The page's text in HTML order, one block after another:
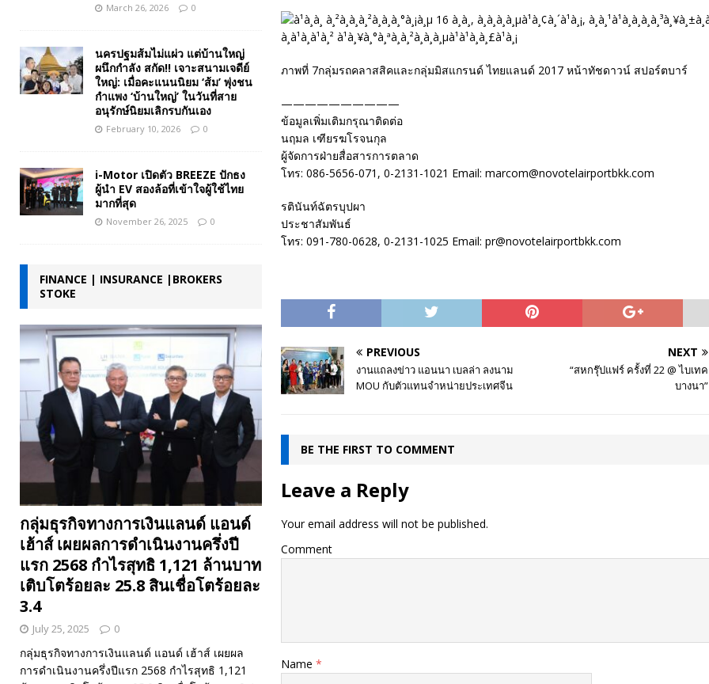
ภาพที่ 7กลุ่มรถคลาสสิคและกลุ่มมิสแกรนด์ ไทยแลนด์ 2017 หน้าทัชดาวน์ สปอร์ตบาร์
——————————
ข้อมูลเพิ่มเติมกรุณาติดต่อ
นฤมล เฑียรฆโรจนกุล
ผู้จัดการฝ่ายสื่อสารการตลาด
โทร: 086-5656-071, 0-2131-1021 Email: marcom@novotelairportbkk.com
รตินันท์ฉัตรบุปผา
ประชาสัมพันธ์
โทร: 091-780-0628, 0-2131-1025 Email: pr@novotelairportbkk.com
PREVIOUS
งานแถลงข่าว แอนนา เบลล่า ลงนาม
MOU กับตัวแทนจำหน่ายประเทศจีน
NEXT
“สหกรุ๊ปแฟร์ ครั้งที่ 22 @ ไบเทค
บางนา”
BE THE FIRST TO COMMENT
Leave a Reply
Your email address will not be published.
Comment
Name *
March 26, 2026 0
นครปฐมส้มไม่แผ่ว แต่บ้านใหญ่
ผนึกกำลัง สกัด!! เจาะสนามเจดีย์
ใหญ่: เมื่อคะแนนนิยม ‘ส้ม’ พุ่งชน
กำแพง ‘บ้านใหญ่’ ในวันที่สาย
อนุรักษ์นิยมเลิกรบกันเอง
February 10, 2026 0
i-Motor เปิดตัว BREEZE ปักธง
ผู้นำ EV สองล้อที่เข้าใจผู้ใช้ไทย
มากที่สุด
November 26, 2025 0
FINANCE | INSURANCE |BROKERS
STOKE
กลุ่มธุรกิจทางการเงินแลนด์ แอนด์
เฮ้าส์ เผยผลการดำเนินงานครึ่งปี
แรก 2568 กำไรสุทธิ 1,121 ล้านบาท
เติบโตร้อยละ 25.8 สินเชื่อโตร้อยละ
3.4
July 25, 2025 0
กลุ่มธุรกิจทางการเงินแลนด์ แอนด์ เฮ้าส์ เผยผล
การดำเนินงานครึ่งปีแรก 2568 กำไรสุทธิ 1,121